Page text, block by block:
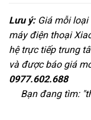
Lưu ý:Giá mỗi loại
máy điện thoại
hệ trực tiếp trung
và được báo giá
0977.602.688
Bạn đang tìm: "